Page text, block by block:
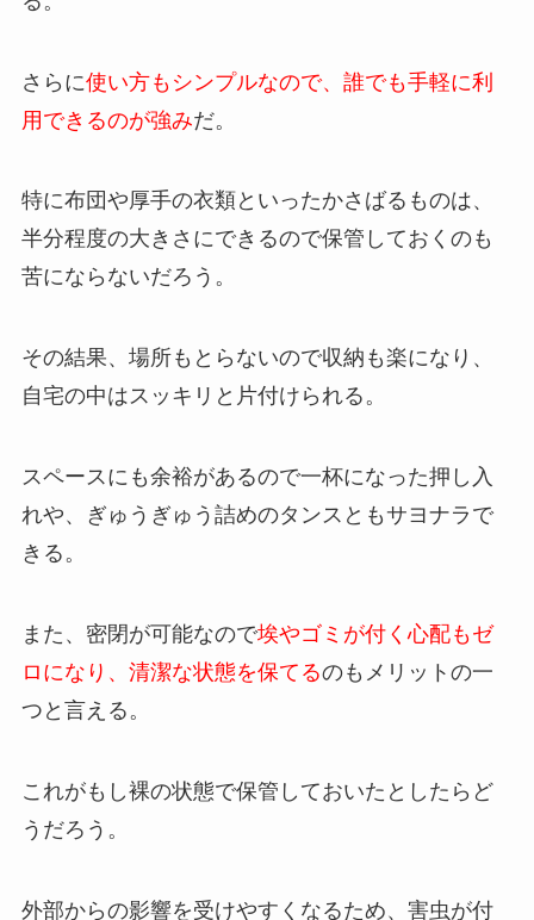
さらに使い方もシンプルなので、誰でも手軽に利
用できるのが強みだ。
特に布団や厚手の衣類といったかさばるものは、
半分程度の大きさにできるので保管しておくのも
苦にならないだろう。
その結果、場所もとらないので収納も楽になり、
自宅の中はスッキリと片付けられる。
スペースにも余裕があるので一杯になった押し入
れや、ぎゅうぎゅう詰めのタンスともサヨナラで
きる。
また、密閉が可能なので埃やゴミが付く心配もゼ
ロになり、清潔な状態を保てるのもメリットの一
つと言える。
これがもし裸の状態で保管しておいたとしたらど
うだろう。
外部からの影響を受けやすくなるため、害虫が付